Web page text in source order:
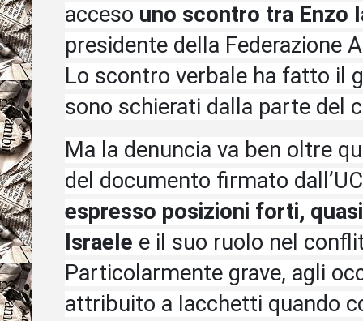
acceso uno scontro tra Enzo
presidente della Federazione
Lo scontro verbale ha fatto il
sono schierati dalla parte del
Ma la denuncia va ben oltre
del documento firmato
espresso posizioni forti,
Israele e il suo ruolo nel
Particolarmente grave, agli
attribuito a Iacchetti quando